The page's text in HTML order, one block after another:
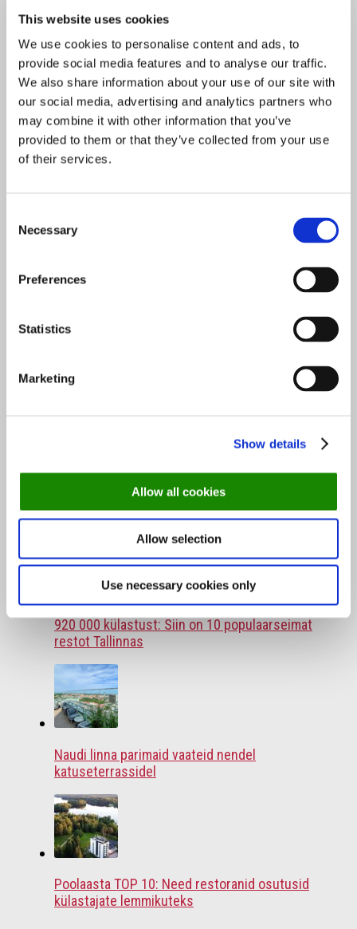
This website uses cookies
We use cookies to personalise content and ads, to
provide social media features and to analyse our traffic.
We also share information about your use of our site with
our social media, advertising and analytics partners who
may combine it with other information that you’ve
provided to them or that they’ve collected from your use
of their services.
Selection
Necessary
Preferences
Statistics
Marketing
Show details
Allow all cookies
Allow selection
Use necessary cookies only
Soovitus: 5 kala- ja mereannirooga
12. mai 2016
Uudised
Saa osa elamuslikust naistekuu eriõhtusöögist
Fotografiskas
Ideid: Värskendavad suvejoogid, rüüped ja muud
13. august 2019
18. märts 2025
Recent Posts
920 000 külastust: Siin on 10 populaarseimat
restot Tallinnas
Naudi linna parimaid vaateid nendel
katuseterrassidel
Poolaasta TOP 10: Need restoranid osutusid
külastajate lemmikuteks